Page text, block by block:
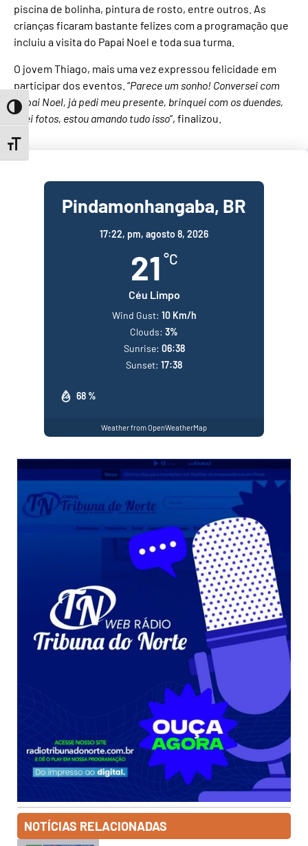
Toggle High Contrast
Toggle Font size
piscina de bolinha, pintura de rosto, entre outros. As
crianças ficaram bastante felizes com a programação que
incluiu a visita do Papai Noel e toda sua turma.
O jovem Thiago, mais uma vez expressou felicidade em
participar dos eventos. “Parece um sonho! Conversei com
Papai Noel, já pedi meu presente, brinquei com os duendes,
tirei fotos, estou amando tudo isso”, finalizou.
Pindamonhangaba, BR
17:22, pm, agosto 8, 2026
21 °C
Céu Limpo
68 %
Wind Gust: 10 Km/h
Clouds: 3%
Sunrise: 06:38
Sunset: 17:38
Weather from OpenWeatherMap
NOTÍCIAS RELACIONADAS